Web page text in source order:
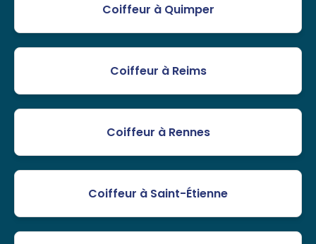
Coiffeur à Quimper
Coiffeur à Reims
Coiffeur à Rennes
Coiffeur à Saint-Étienne